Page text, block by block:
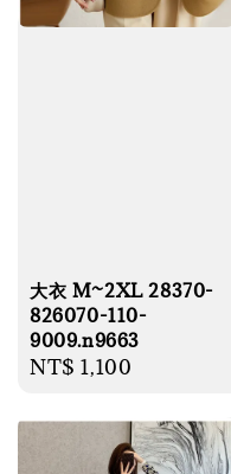
大衣 M~2XL 28370-
826070-110-
9009.n9663
Regular
NT$ 1,100